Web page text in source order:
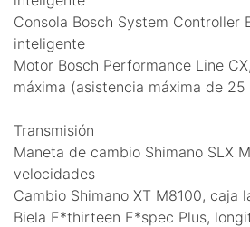
Consola Bosch System Controller
inteligente
Motor Bosch Performance Line
máxima (asistencia máxima de 25
Transmisión
Maneta de cambio Shimano SLX
velocidades
Cambio Shimano XT M8100, caja
Biela E*thirteen E*spec Plus,